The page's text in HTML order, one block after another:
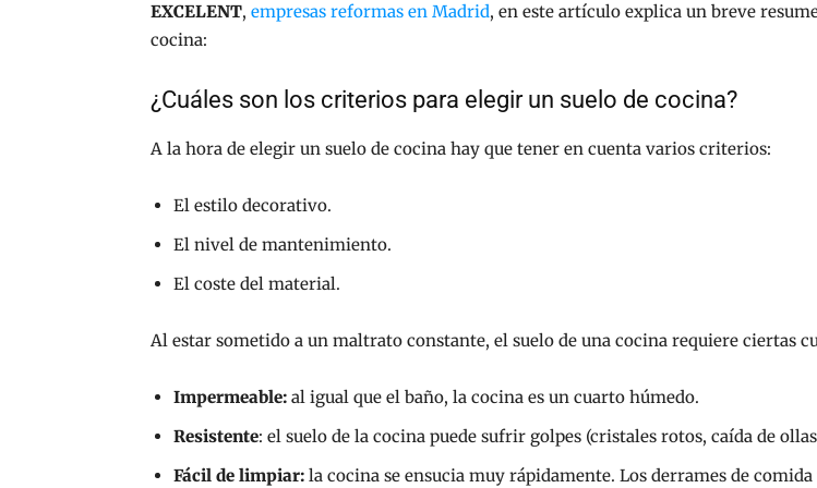
EXCELENT, empresas reformas en Madrid, en este artículo explica un breve
cocina:
¿Cuáles son los criterios para elegir un suelo de cocina?
A la hora de elegir un suelo de cocina hay que tener en cuenta varios criterios:
El estilo decorativo.
El nivel de mantenimiento.
El coste del material.
Al estar sometido a un maltrato constante, el suelo de una cocina requiere ciertas
Impermeable: al igual que el baño, la cocina es un cuarto húmedo.
Resistente: el suelo de la cocina puede sufrir golpes (cristales rotos, caída de
Fácil de limpiar: la cocina se ensucia muy rápidamente. Los derrames de